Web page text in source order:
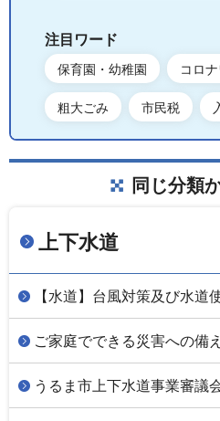
注目ワード
保育園・幼稚園 コロ
粗大ごみ 市民税
同じ分類
上下水道
【水道】台風対策及び水道
ご家庭でできる災害への備え
うるま市上下水道事業審議